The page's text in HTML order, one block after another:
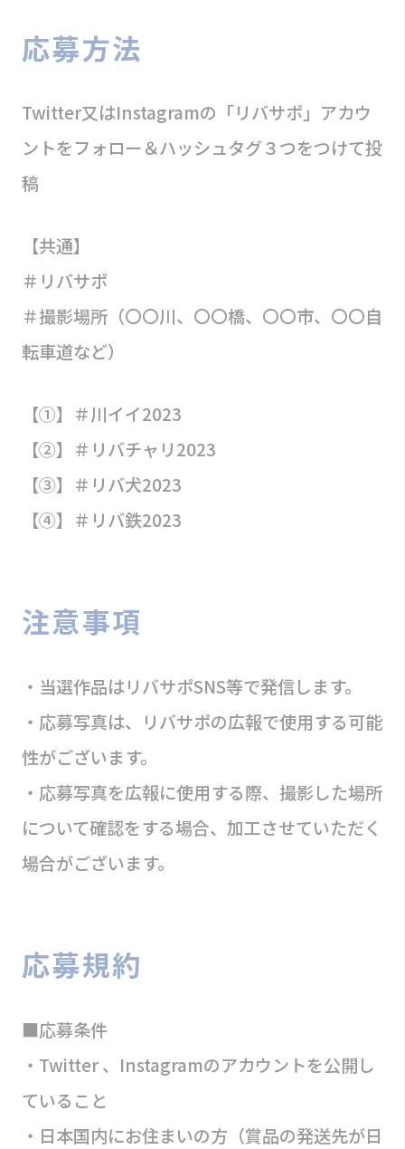
応募方法
Twitter又はInstagramの「リバサポ」アカウ
ントをフォロー＆ハッシュタグ３つをつけて投
稿
【共通】
＃リバサポ
＃撮影場所（〇〇川、〇〇橋、〇〇市、〇〇自
転車道など）
【①】＃川イイ2023
【②】＃リバチャリ2023
【③】＃リバ犬2023
【④】＃リバ鉄2023
注意事項
・当選作品はリバサポSNS等で発信します。
・応募写真は、リバサポの広報で使用する可能
性がございます。
・応募写真を広報に使用する際、撮影した場所
について確認をする場合、加工させていただく
場合がございます。
応募規約
■応募条件
・Twitter 、Instagramのアカウントを公開し
ていること
・日本国内にお住まいの方（賞品の発送先が日